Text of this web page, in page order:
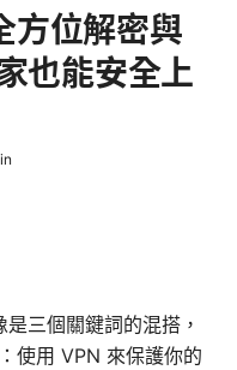
位解密與
也能安全上
三個關鍵詞的混搭，
使用 VPN 來保護你的